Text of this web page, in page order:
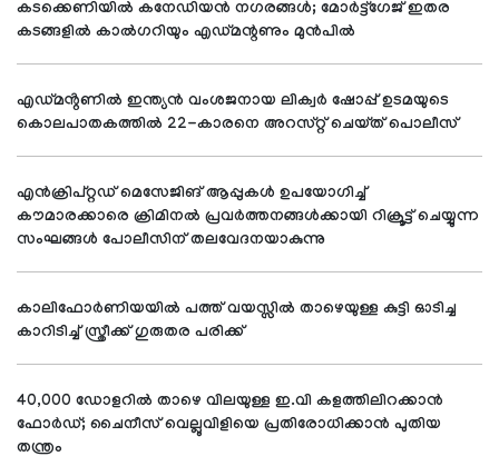
കടക്കെണിയിൽ കനേഡിയൻ നഗരങ്ങൾ; മോർട്ട്ഗേജ് ഇതര
കടങ്ങളിൽ കാൽഗറിയും എഡ്മന്റണും മുൻപിൽ
എഡ്മൻ്റണിൽ ഇന്ത്യൻ വംശജനായ ലിക്വർ ഷോപ്പ് ഉടമയുടെ
കൊലപാതകത്തിൽ 22-കാരനെ അറസ്റ്റ് ചെയ്ത് പൊലീസ്
എൻക്രിപ്റ്റഡ് മെസേജിങ് ആപ്പുകൾ ഉപയോഗിച്ച്
കൗമാരക്കാരെ ക്രിമിനൽ പ്രവർത്തനങ്ങൾക്കായി റിക്രൂട്ട് ചെയ്യുന്ന
സംഘങ്ങൾ പോലീസിന് തലവേദനയാകുന്നു
കാലിഫോർണിയയിൽ പത്ത് വയസ്സിൽ താഴെയുള്ള കുട്ടി ഓടിച്ച
കാറിടിച്ച് സ്ത്രീക്ക് ഗുരുതര പരിക്ക്
40,000 ഡോളറിൽ താഴെ വിലയുള്ള ഇ.വി കളത്തിലിറക്കാൻ
ഫോർഡ്; ചൈനീസ് വെല്ലുവിളിയെ പ്രതിരോധിക്കാൻ പുതിയ
തന്ത്രം